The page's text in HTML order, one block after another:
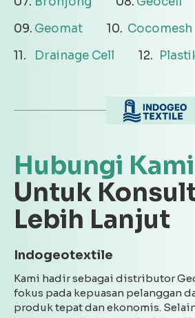
Geomat
Cocomesh
Drainage Cell
Hubungi Kami
Untuk
Lebih Lanjut
Indogeotextile
Kami hadir sebagai distributor
fokus pada kepuasan pelanggan
produk tepat dan ekonomis.